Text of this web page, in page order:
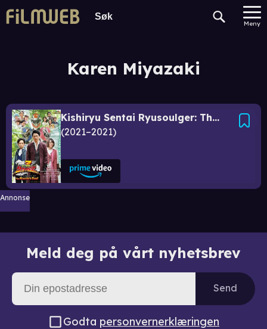
Meny
Karen Miyazaki
Kishiryu Sentai Ryusoulger: The Legacy of The Master's Soul
2021–2021
Annonse
Meld deg på vårt nyhetsbrev
Send
Godta personvernerklæringen